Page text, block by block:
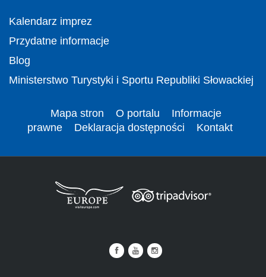
Kalendarz imprez
Przydatne informacje
Blog
Ministerstwo Turystyki i Sportu Republiki Słowackiej
Mapa stron O portalu
Informacje
prawne
Deklaracja dostępności Kontakt